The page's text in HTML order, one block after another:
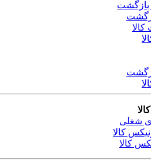
شغلی
کالا
کالا